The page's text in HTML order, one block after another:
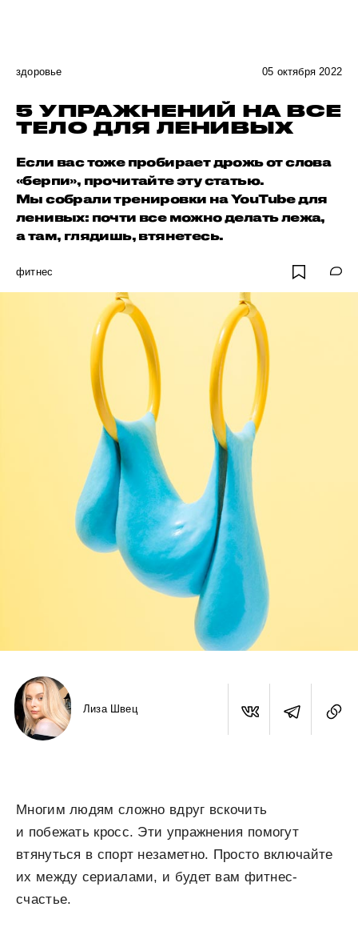
здоровье 05 октября 2022
5 УПРАЖНЕНИЙ НА ВСЕ
ТЕЛО ДЛЯ ЛЕНИВЫХ
Если вас тоже пробирает дрожь от слова
«берпи», прочитайте эту статью.
Мы собрали тренировки на YouTube для
ленивых: почти все можно делать лежа,
а там, глядишь, втянетесь.
фитнес
Лиза Швец
Многим людям сложно вдруг вскочить
и побежать кросс. Эти упражнения помогут
втянуться в спорт незаметно. Просто включайте
их между сериалами, и будет вам фитнес-
счастье.